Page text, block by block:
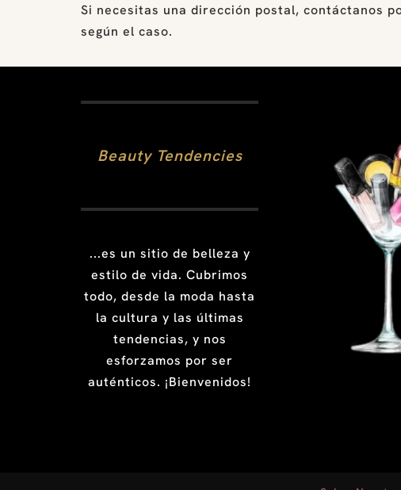
Si necesitas una dirección postal, contáctanos
según el caso.
Beauty Tendencies
...es un sitio de belleza y
estilo de vida. Cubrimos
todo, desde la moda hasta
la cultura y las últimas
tendencias, y nos
esforzamos por ser
auténticos. ¡Bienvenidos!